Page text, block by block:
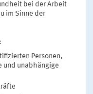
bei der Arbeit
im Sinne der
Personen,
und unabhängige